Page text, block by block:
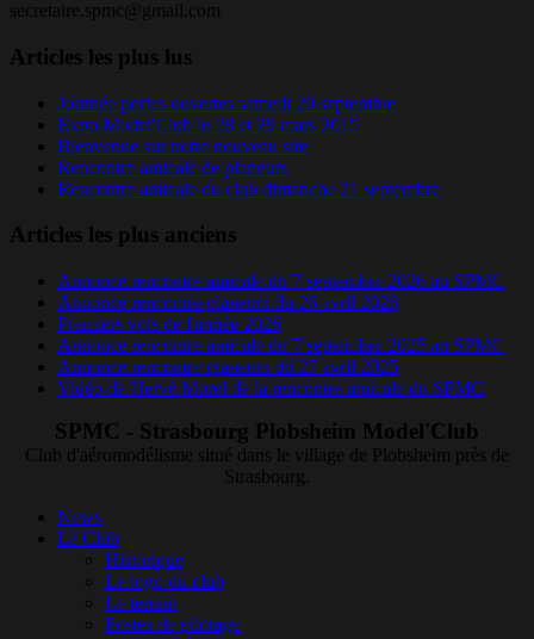
secretaire.spmc@gmail.com
Articles les plus lus
Journée portes ouvertes samedi 20 septembre
Expo Model'Club le 28 et 29 mars 2015
Bienvenue sur notre nouveau site
Rencontre amicale de planeurs
Rencontre amicale du club dimanche 21 septembre
Articles les plus anciens
Annonce rencontre amicale du 7 septembre 2026 au SPMC
Annonce rencontre planeurs du 26 avril 2026
Premiers vols de l'année 2026
Annonce rencontre amicale du 7 septembre 2025 au SPMC
Annonce rencontre planeurs du 27 avril 2025
Vidéo de Hervé Morel de la rencontre amicale du SPMC
SPMC - Strasbourg Plobsheim Model'Club
Club d'aéromodélisme situé dans le village de Plobsheim près de
Strasbourg.
News
Le Club
Historique
Le logo du club
Le terrain
Postes de pilotage